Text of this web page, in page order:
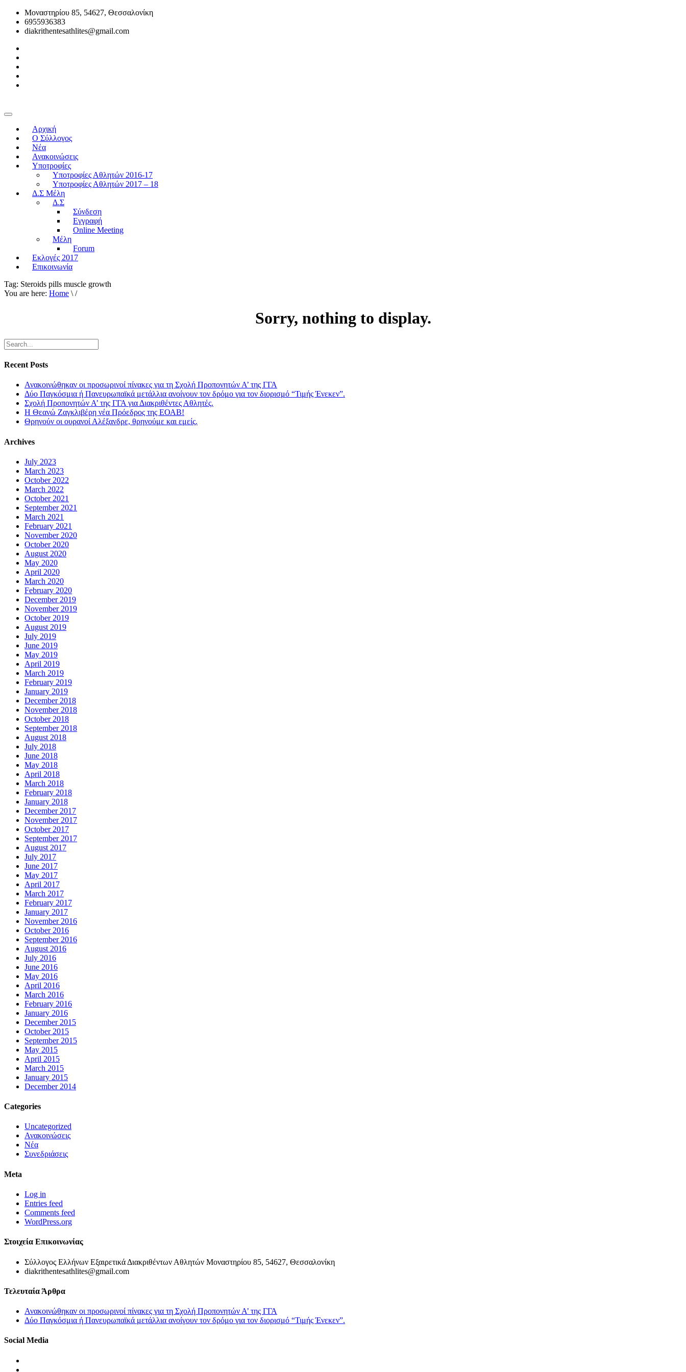
Μοναστηρίου 85, 54627, Θεσσαλονίκη
6955936383
diakrithentesathlites@gmail.com
Αρχική
O Σύλλογος
Νέα
Ανακοινώσεις
Υποτροφίες
Υποτροφίες Αθλητών 2016-17
Υποτροφίες Αθλητών 2017 – 18
Δ.Σ Μέλη
Δ.Σ
Σύνδεση
Εγγραφή
Online Meeting
Μέλη
Forum
Εκλογές 2017
Επικοινωνία
Tag: Steroids pills muscle growth
You are here: Home \ /
Sorry, nothing to display.
Recent Posts
Ανακοινώθηκαν οι προσωρινοί πίνακες για τη Σχολή Προπονητών Α’ της ΓΓΑ
Δύο Παγκόσμια ή Πανευρωπαϊκά μετάλλια ανοίγουν τον δρόμο για τον διορισμό “Τιμής Ένεκεν”.
Σχολή Προπονητών Α’ της ΓΓΑ για Διακριθέντες Αθλητές.
Η Θεανώ Ζαγκλιβέρη νέα Πρόεδρος της ΕΟΑΒ!
Θρηνούν οι ουρανοί Αλέξανδρε, θρηνούμε και εμείς.
Archives
July 2023
March 2023
October 2022
March 2022
October 2021
September 2021
March 2021
February 2021
November 2020
October 2020
August 2020
May 2020
April 2020
March 2020
February 2020
December 2019
November 2019
October 2019
August 2019
July 2019
June 2019
May 2019
April 2019
March 2019
February 2019
January 2019
December 2018
November 2018
October 2018
September 2018
August 2018
July 2018
June 2018
May 2018
April 2018
March 2018
February 2018
January 2018
December 2017
November 2017
October 2017
September 2017
August 2017
July 2017
June 2017
May 2017
April 2017
March 2017
February 2017
January 2017
November 2016
October 2016
September 2016
August 2016
July 2016
June 2016
May 2016
April 2016
March 2016
February 2016
January 2016
December 2015
October 2015
September 2015
May 2015
April 2015
March 2015
January 2015
December 2014
Categories
Uncategorized
Ανακοινώσεις
Νέα
Συνεδριάσεις
Meta
Log in
Entries feed
Comments feed
WordPress.org
Στοιχεία Επικοινωνίας
Σύλλογος Ελλήνων Εξαιρετικά Διακριθέντων Αθλητών Μοναστηρίου 85, 54627, Θεσσαλονίκη
diakrithentesathlites@gmail.com
Τελευταία Άρθρα
Ανακοινώθηκαν οι προσωρινοί πίνακες για τη Σχολή Προπονητών Α’ της ΓΓΑ
Δύο Παγκόσμια ή Πανευρωπαϊκά μετάλλια ανοίγουν τον δρόμο για τον διορισμό “Τιμής Ένεκεν”.
Social Media